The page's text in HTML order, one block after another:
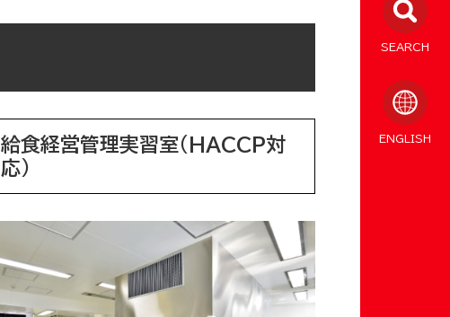
SEARCH
ENGLISH
給食経営管理実習室（HACCP対
応）